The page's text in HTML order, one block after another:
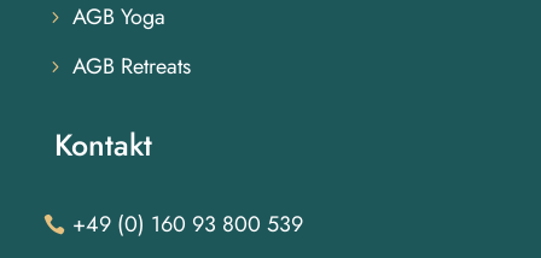
AGB Yoga
AGB Retreats
Kontakt
+49 (0) 160 93 800 539